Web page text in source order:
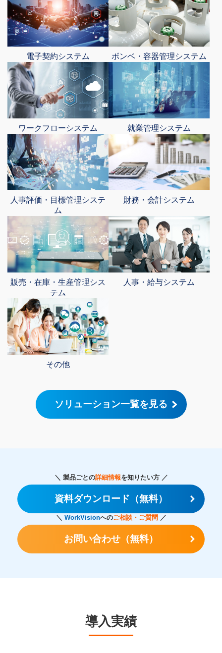
電子契約システム ボンベ・容器管理システム
ワークフローシステム 就業管理システム
人事評価・目標管理システ
ム
財務・会計システム
販売・在庫・生産管理シス
テム
人事・給与システム
その他
ソリューション一覧を見る
＼ 製品ごとの詳細情報を知りたい方 ／
資料ダウンロード（無料）
＼ WorkVisionへのご相談・ご質問 ／
お問い合わせ（無料）
導入実績